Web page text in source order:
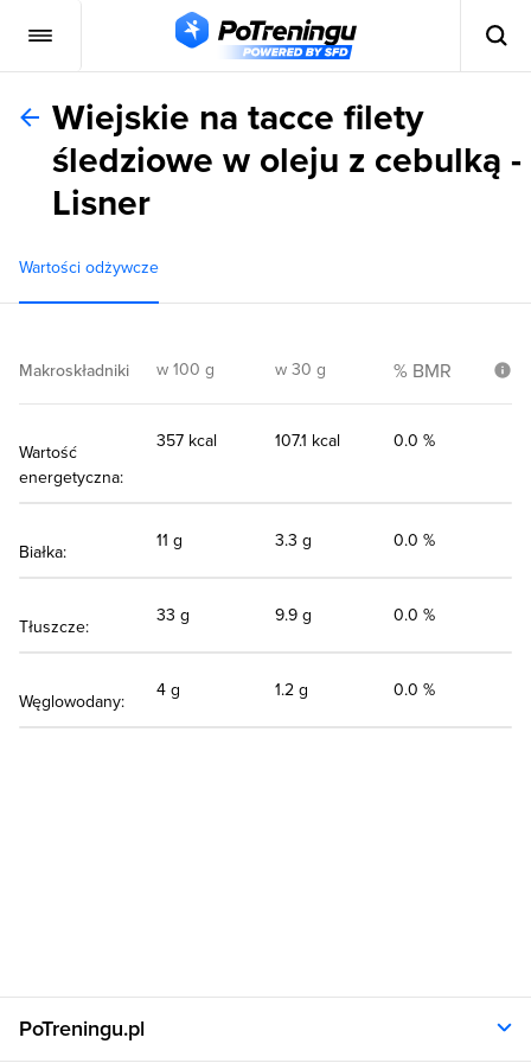
Wiejskie na tacce filety
śledziowe w oleju z cebulką -
Lisner
Wartości odżywcze
Makroskładniki w 100 g w 30 g % BMR
Wartość
energetyczna:
357 kcal 107.1 kcal 0.0 %
Białka:
11 g 3.3 g 0.0 %
Tłuszcze:
33 g 9.9 g 0.0 %
Węglowodany:
4 g 1.2 g 0.0 %
PoTreningu.pl